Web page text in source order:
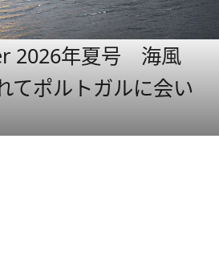
2026年夏号 海風
てポルトガルに会い